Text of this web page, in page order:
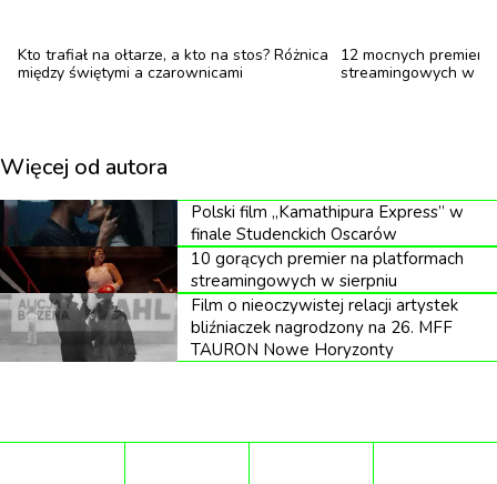
piętra na poziom techniczny.
osób odwiedzających tarasy widokowe.
widokowy budynku jest miejscem, w którym można
zorganizować oświadczyny bez narażania życia.
Znani z ekstremalnych wspinaczek
Dla Angeliny Nikolau i Ivana Beerkusa podobne
najbardziej rozpoznawalnych rooftopperów na
Kto trafiał na ołtarze, a kto na stos? Różnica
między świętymi a czarownicami
12 mocnych premier
streamingowych w
Więcej od autora
Polski film „Kamathipura Express” w
finale Studenckich Oscarów
10 gorących premier na platformach
streamingowych w sierpniu
Film o nieoczywistej relacji artystek
bliźniaczek nagrodzony na 26. MFF
TAURON Nowe Horyzonty